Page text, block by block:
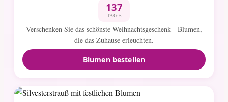
137
TAGE
Verschenken Sie das schönste Weihnachtsgeschenk - Blumen,
die das Zuhause erleuchten.
Blumen bestellen